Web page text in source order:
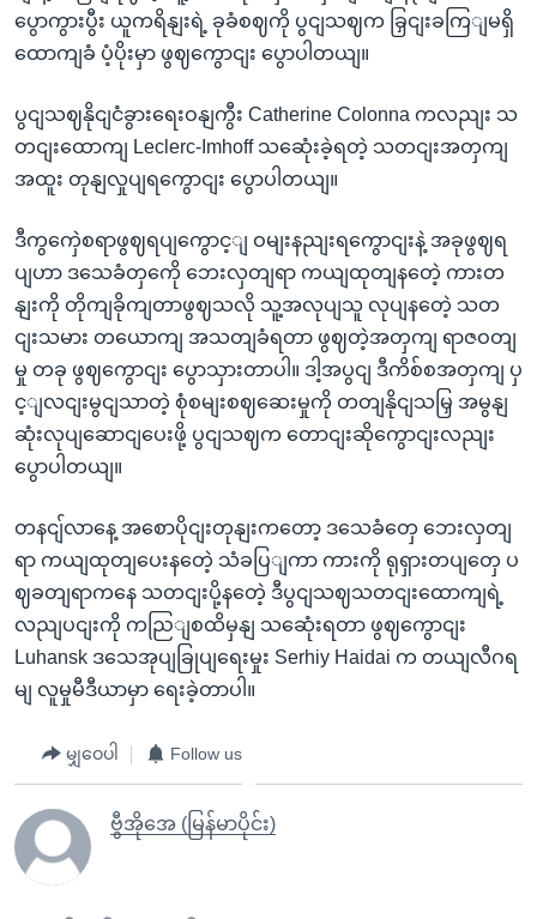
ပွောကွားပွီး ယူကရိနျးရဲ့ ခုခံစဈကို ပွငျသဈက ခြှငျးခကြျမရှိ
ထောကျခံ ပံ့ပိုးမှာ ဖွဈကွောငျး ပွောပါတယျ။
ပွငျသဈနိုငျငံခွားရေးဝနျကွီး Catherine Colonna ကလညျး သ
တငျးထောကျ Leclerc-Imhoff သဆေုံးခဲ့ရတဲ့ သတငျးအတှကျ
အထူး တုနျလှုပျရကွောငျး ပွောပါတယျ။
ဒီကွကှေဲစရာဖွဈရပျကွောင့ျ ဝမျးနညျးရကွောငျးနဲ့ အခုဖွဈရ
ပျဟာ ဒသေခံတှကေို ဘေးလှတျရာ ကယျထုတျနတေဲ့ ကားတ
နျးကို တိုကျခိုကျတာဖွဈသလို သူ့အလုပျသူ လုပျနတေဲ့ သတ
ငျးသမား တယောကျ အသတျခံရတာ ဖွဈတဲ့အတှကျ ရာဇဝတျ
မှု တခု ဖွဈကွောငျး ပွောသှားတာပါ။ ဒါ့အပွငျ ဒီကိစ်စအတှကျ ပှ
င့ျလငျးမွငျသာတဲ့ စုံစမျးစဈဆေးမှုကို တတျနိုငျသမြှ အမွနျ
ဆုံးလုပျဆောငျပေးဖို့ ပွငျသဈက တောငျးဆိုကွောငျးလညျး
ပွောပါတယျ။
တနငျ်လာနေ့ အစောပိုငျးတုနျးကတော့ ဒသေခံတှေ ဘေးလှတျ
ရာ ကယျထုတျပေးနတေဲ့ သံခပြျကာ ကားကို ရုရှားတပျတှေ ပ
ဈခတျရာကနေ သတငျးပို့နတေဲ့ ဒီပွငျသဈသတငျးထောကျရဲ့
လညျပငျးကို ကညြျစထိမှနျ သဆေုံးရတာ ဖွဈကွောငျး
Luhansk ဒသေအုပျခြုပျရေးမှုး Serhiy Haidai က တယျလီဂရ
မျ လူမှုမီဒီယာမှာ ရေးခဲ့တာပါ။
မျှဝေပါ Follow us
ဗွီအိုအေ (မြန်မာပိုင်း)